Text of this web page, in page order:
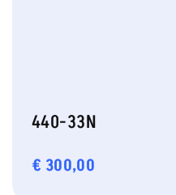
440-33N
€ 300,00